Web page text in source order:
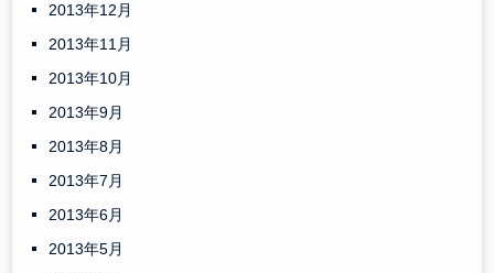
2013年12月
2013年11月
2013年10月
2013年9月
2013年8月
2013年7月
2013年6月
2013年5月